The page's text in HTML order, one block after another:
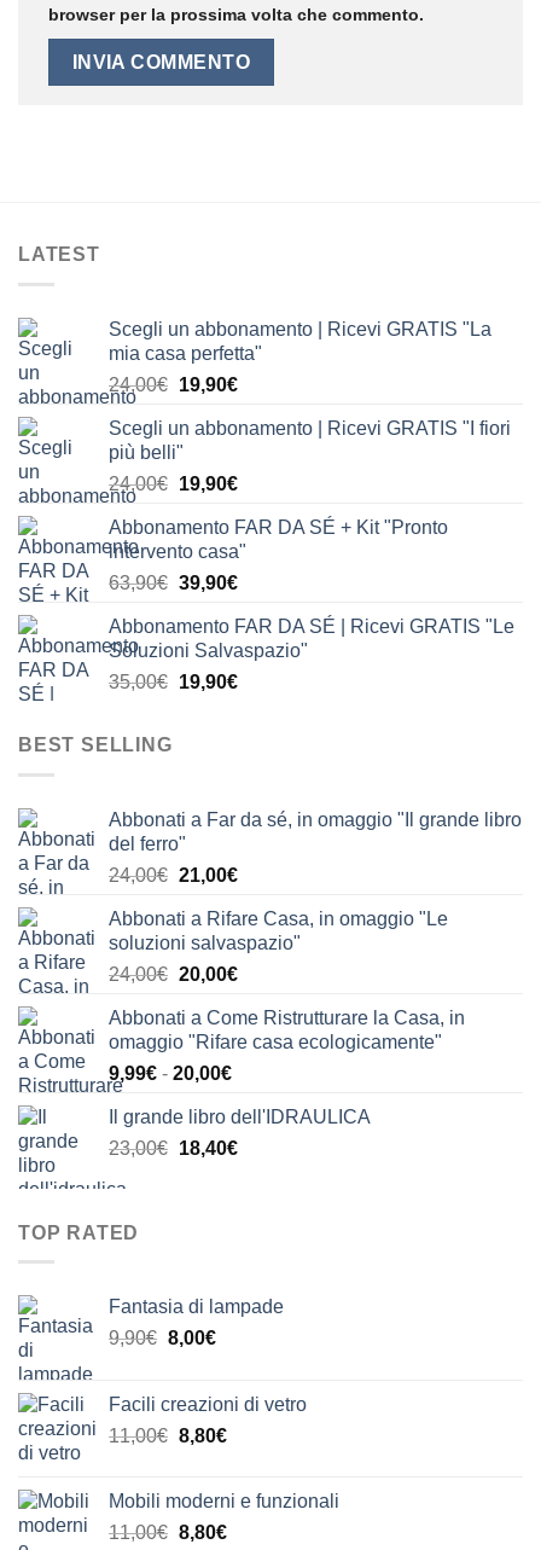
browser per la prossima volta che commento.
LATEST
Scegli un abbonamento | Ricevi GRATIS "La
mia casa perfetta"
24,00€ Il
originale
24,00€.
19,90€Il
attuale
19,90€.
Scegli un abbonamento | Ricevi GRATIS "I fiori
più belli"
24,00€ Il
originale
era:
24,00€.
19,90€Il
attuale
è:
19,90€.
Abbonamento FAR DA SÉ + Kit "Pronto
intervento casa"
63,90€ Il
originale
era:
63,90€.
39,90€Il
attuale
è:
39,90€.
Abbonamento FAR DA SÉ | Ricevi GRATIS "Le
Soluzioni Salvaspazio"
35,00€ Il
19,90€Il
BEST SELLING
Abbonati a Far da sé, in omaggio "Il grande libro
del ferro"
24,00€ Il
originale
era:
24,00€.
21,00€Il
attuale
è:
21,00€.
Abbonati a Rifare Casa, in omaggio "Le
soluzioni salvaspazio"
24,00€ Il
originale
era:
24,00€.
20,00€Il
attuale
è:
Abbonati a Come Ristrutturare la Casa, in
omaggio "Rifare casa ecologicamente"
9,99€ - 20,00€Fascia
prezzo:
da
Il grande libro dell'IDRAULICA
23,00€ Il
18,40€Il
TOP RATED
Fantasia di lampade
9,90€ Il
era:
9,90€.
8,00€Il
è:
8,00€.
Facili creazioni di vetro
11,00€ Il
era:
11,00€.
8,80€Il
è:
8,80€.
Mobili moderni e funzionali
11,00€ Il
8,80€Il